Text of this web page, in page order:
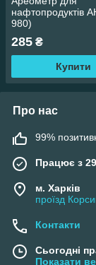
нафтопродуктів
980)
285 ₴
Купити
Про нас
99%
Працює з
м. Харків
проїзд
Контакти
Сьогодні
Показати